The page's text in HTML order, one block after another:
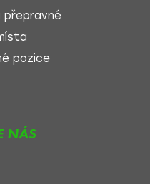
přepravné
pozice
NÁS